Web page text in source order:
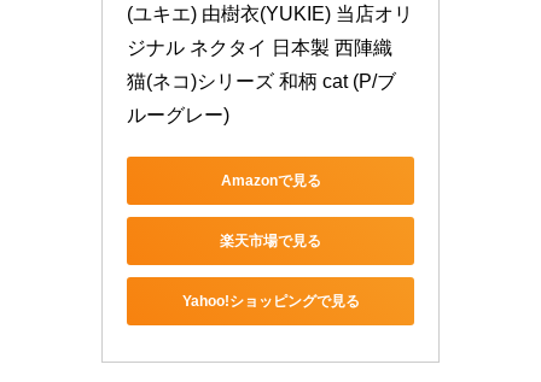
(ユキエ) 由樹衣(YUKIE) 当店オリ
ジナル ネクタイ 日本製 西陣織
猫(ネコ)シリーズ 和柄 cat (P/ブ
ルーグレー)
Amazonで見る
楽天市場で見る
Yahoo!ショッピングで見る